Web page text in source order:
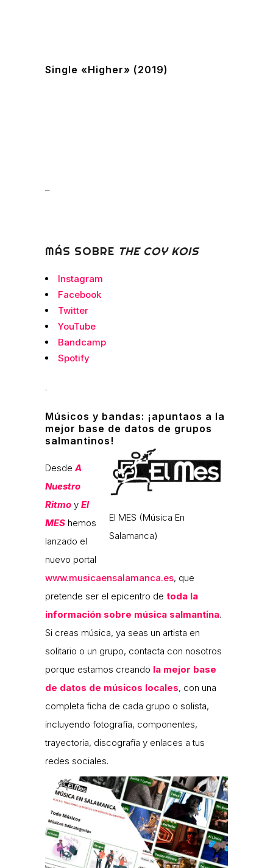
Single «Higher» (2019)
–
MÁS SOBRE THE COY KOIS
Instagram
Facebook
Twitter
YouTube
Bandcamp
Spotify
.
Músicos y bandas: ¡apuntaos a la
mejor base de datos de grupos
salmantinos!
El MES (Música En
Salamanca)
DesdeA
Nuestro
Ritmo y El
MES hemos
lanzado el
nuevo portal
www.musicaensalamanca.es, que
pretende ser el epicentro de toda la
información sobre música salmantina.
Si creas música, ya seas un artista en
solitario o un grupo, contacta con nosotros
porque estamos creando la mejor base
de datos de músicos locales, con una
completa ficha de cada grupo o solista,
incluyendo fotografía, componentes,
trayectoria, discografía y enlaces a tus
redes sociales.